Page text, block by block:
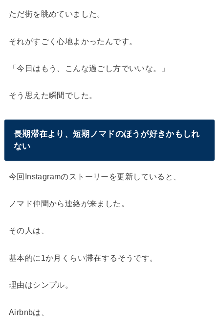
ただ街を眺めていました。
それがすごく心地よかったんです。
「今日はもう、こんな過ごし方でいいな。」
そう思えた瞬間でした。
長期滞在より、短期ノマドのほうが好きかもしれ
ない
今回Instagramのストーリーを更新していると、
ノマド仲間から連絡が来ました。
その人は、
基本的に1か月くらい滞在するそうです。
理由はシンプル。
Airbnbは、